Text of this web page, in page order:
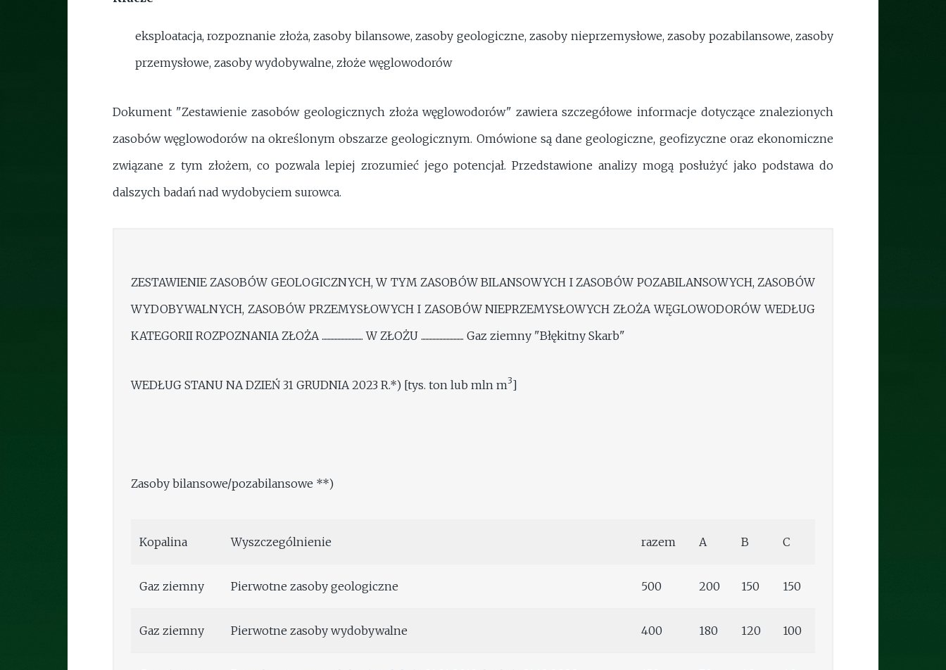
eksploatacja, rozpoznanie złoża, zasoby bilansowe, zasoby geologiczne, zasoby nieprzemysłowe, zasoby pozabilansowe, zasoby
przemysłowe, zasoby wydobywalne, złoże węglowodorów
Dokument "Zestawienie zasobów geologicznych złoża węglowodorów" zawiera szczegółowe informacje dotyczące znalezionych
zasobów węglowodorów na określonym obszarze geologicznym. Omówione są dane geologiczne, geofizyczne oraz ekonomiczne
związane z tym złożem, co pozwala lepiej zrozumieć jego potencjał. Przedstawione analizy mogą posłużyć jako podstawa do
dalszych badań nad wydobyciem surowca.
ZESTAWIENIE ZASOBÓW GEOLOGICZNYCH, W TYM ZASOBÓW BILANSOWYCH I ZASOBÓW POZABILANSOWYCH, ZASOBÓW
WYDOBYWALNYCH, ZASOBÓW PRZEMYSŁOWYCH I ZASOBÓW NIEPRZEMYSŁOWYCH ZŁOŻA WĘGLOWODORÓW WEDŁUG
KATEGORII ROZPOZNANIA ZŁOŻA ............................. W ZŁOŻU .............................. Gaz ziemny "Błękitny Skarb"
WEDŁUG STANU NA DZIEŃ 31 GRUDNIA 2023 R.*) [tys. ton lub mln m3]
Zasoby bilansowe/pozabilansowe **)
Kopalina Wyszczególnienie razem A B C
Gaz ziemny Pierwotne zasoby geologiczne 500 200 150 150
Gaz ziemny Pierwotne zasoby wydobywalne 400 180 120 100